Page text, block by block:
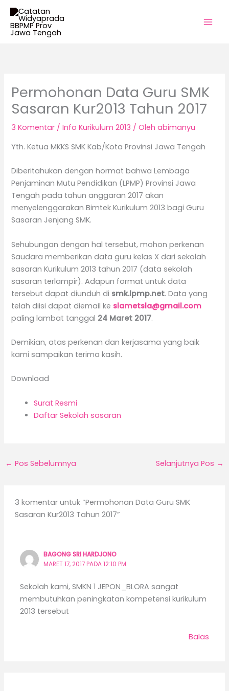
Lewati
konten
Permohonan Data Guru SMK
Sasaran Kur2013 Tahun 2017
3 Komentar /Info Kurikulum 2013 / Olehabimanyu
Yth. Ketua MKKS SMK Kab/Kota Provinsi Jawa Tengah
Diberitahukan dengan hormat bahwa Lembaga
Penjaminan Mutu Pendidikan (LPMP) Provinsi Jawa
Tengah pada tahun anggaran 2017 akan
menyelenggarakan Bimtek Kurikulum 2013 bagi Guru
Sasaran Jenjang SMK.
Sehubungan dengan hal tersebut, mohon perkenan
Saudara memberikan data guru kelas X dari sekolah
sasaran Kurikulum 2013 tahun 2017 (data sekolah
sasaran terlampir). Adapun format untuk data
tersebut dapat diunduh di smk.lpmp.net. Data yang
telah diisi dapat diemail ke slametsla@gmail.com
paling lambat tanggal 24 Maret 2017.
Demikian, atas perkenan dan kerjasama yang baik
kami sampaikan terima kasih.
Download
Surat Resmi
Daftar Sekolah sasaran
← Pos Sebelumnya Selanjutnya Pos →
3 komentar untuk “Permohonan Data Guru SMK
Sasaran Kur2013 Tahun 2017”
BAGONG SRI HARDJONO
MARET 17, 2017 PADA 12:10 PM
Sekolah kami, SMKN 1 JEPON_BLORA sangat
membutuhkan peningkatan kompetensi kurikulum
2013 tersebut
Balas